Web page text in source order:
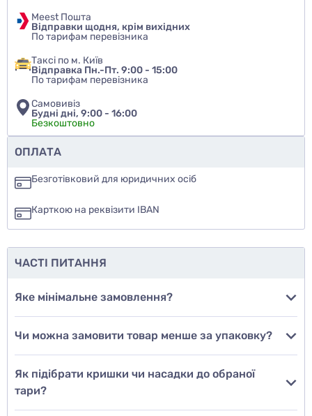
Чи рекомендуєте ви цей товар
так
ще не знаю
Додати відгук
Meest Пошта
Відправки щодня, крім вихідних
По тарифам перевізника
Таксі по м. Київ
Відправка Пн.-Пт. 9:00 - 15:00
По тарифам перевізника
Самовивіз
Будні дні, 9:00 - 16:00
Безкоштовно
ОПЛАТА
Безготівковий для юридичних осіб
Карткою на реквізити IBAN
ЧАСТІ ПИТАННЯ
Яке мінімальне замовлення?
Чи можна замовити товар менше за упаковку?
Як підібрати кришки чи насадки до обраної
тари?